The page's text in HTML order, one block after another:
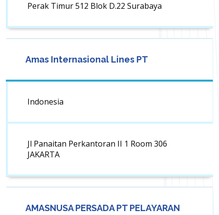
Perak Timur 512 Blok D.22 Surabaya
Amas Internasional Lines PT
Indonesia
Jl Panaitan Perkantoran II 1 Room 306
JAKARTA
AMASNUSA PERSADA PT PELAYARAN